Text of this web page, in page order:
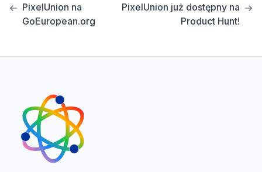
PixelUnion na
GoEuropean.org
PixelUnion już dostępny na
Product Hunt!